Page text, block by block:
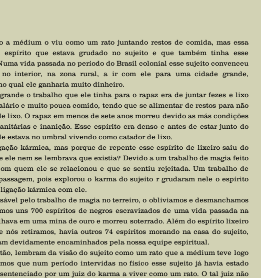
que estava grudado no sujeito e que também tinha esse
vida passada no período do Brasil colonial esse sujeito convenceu
interior, na zona rural, a ir com ele para uma cidade grande,
qual ele ganharia muito dinheiro.
e muito pouca comido, tendo que se alimentar de restos para não
lixo. O rapaz em menos de sete anos morreu devido as más condições
e inanição. Esse espírito era denso e antes de estar junto do
estava no umbral vivendo como catador de lixo.
ele nem se lembrava que existia? Devido a um trabalho de magia feito
quem ele se relacionou e que se sentiu rejeitada. Um trabalho de
pois explorou o karma do sujeito r grudaram nele o espírito
kármica com ele.
uns 700 espíritos de negros escravizados de uma vida passada na
em uma mina de ouro e morreu soterrado. Além do espírito lixeiro
nós retiramos, havia outros 74 espíritos morando na casa do sujeito,
devidamente encaminhados pela nossa equipe espiritual.
que num período intervidas no físico esse sujeito já havia estado
por um juiz do karma a viver como um rato. O tal juiz não